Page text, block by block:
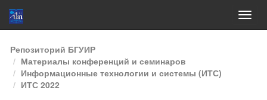
Skip
navigation
Репозиторий БГУИР
Материалы конференций и семинаров
Информационные технологии и системы (ИТС)
ИТС 2022